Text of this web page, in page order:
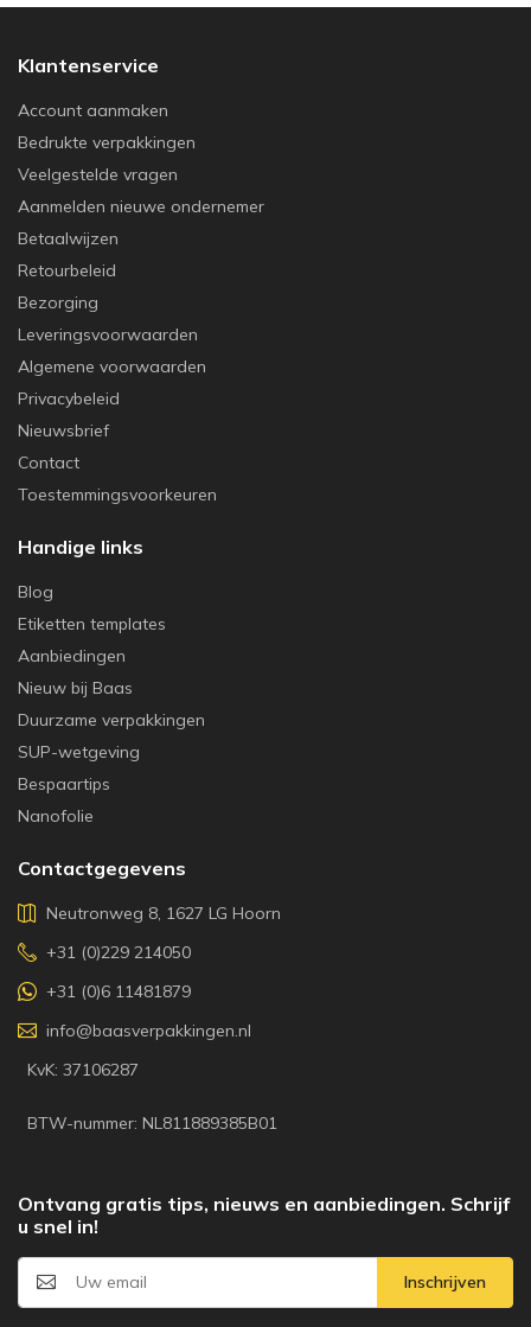
Klantenservice
Account aanmaken
Bedrukte verpakkingen
Veelgestelde vragen
Aanmelden nieuwe ondernemer
Betaalwijzen
Retourbeleid
Bezorging
Leveringsvoorwaarden
Algemene voorwaarden
Privacybeleid
Nieuwsbrief
Contact
Toestemmingsvoorkeuren
Handige links
Blog
Etiketten templates
Aanbiedingen
Nieuw bij Baas
Duurzame verpakkingen
SUP-wetgeving
Bespaartips
Nanofolie
Contactgegevens
Neutronweg 8, 1627 LG Hoorn
+31 (0)229 214050
+31 (0)6 11481879
info@baasverpakkingen.nl
KvK: 37106287
BTW-nummer: NL811889385B01
Ontvang gratis tips, nieuws en aanbiedingen. Schrijf
u snel in!
Inschrijven